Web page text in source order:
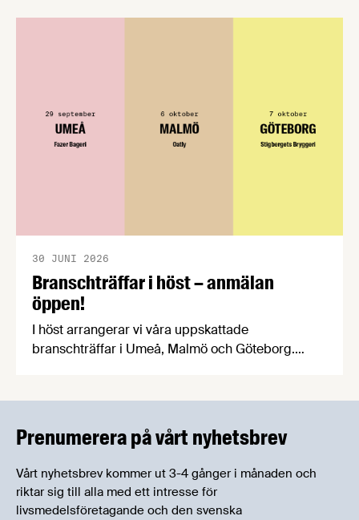
Branschträffar i höst – anmälan
öppen!
30 JUNI 2026
I höst arrangerar vi våra uppskattade
branschträffar i Umeå, Malmö och Göteborg.
Prenumerera på vårt nyhetsbrev
Vårt nyhetsbrev kommer ut 3-4 gånger i månaden och
riktar sig till alla med ett intresse för
livsmedelsföretagande och den svenska